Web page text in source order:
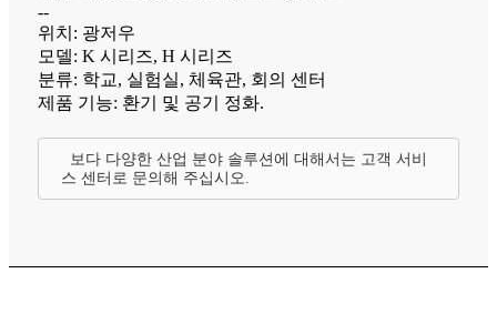
--
위치: 광저우
모델: K 시리즈, H 시리즈
분류: 학교, 실험실, 체육관, 회의 센터
제품 기능: 환기 및 공기 정화.
보다 다양한 산업 분야 솔루션에 대해서는 고객 서비
스 센터로 문의해 주십시오.